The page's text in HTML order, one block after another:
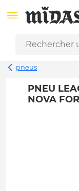
pneus
PNEU
NOVA